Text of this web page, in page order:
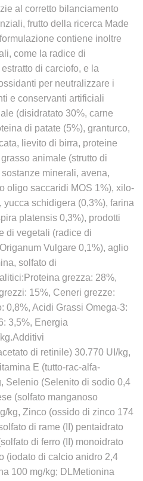
al corretto bilanciamento
frutto della ricerca Made
contiene inoltre
come la radice di
di carciofo, e la
per neutralizzare i
e conservanti artificiali
(disidratato 30%, carne
di patate (5%), granturco,
lievito di birra, proteine
animale (strutto di
minerali, avena,
oligo saccaridi MOS 1%), xilo-
schidigera (0,3%), farina
platensis 0,3%), prodotti
di vegetali (radice di
Vulgare 0,1%), aglio
solfato di
grezza: 28%,
15%, Ceneri grezze:
0,8%, Acidi Grassi Omega-3:
3,5%, Energia
di retinile) 30.770 UI/kg,
E (tutto-rac-alfa-
Selenio (Selenito di sodio 0,4
(solfato manganoso
kg, Zinco (ossido di zinco 174
di rame (II) pentaidrato
di ferro (II) monoidrato
(iodato di calcio anidro 2,4
100 mg/kg; DLMetionina